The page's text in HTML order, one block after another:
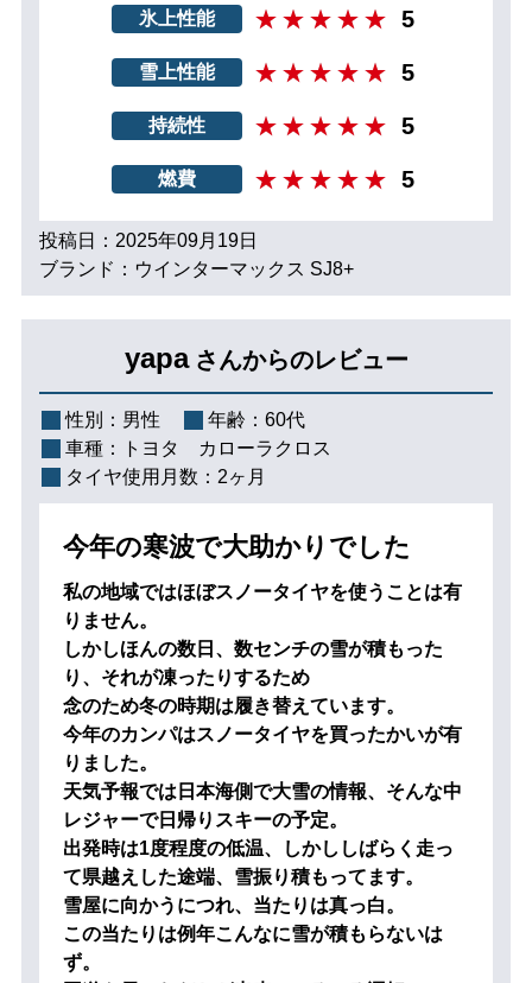
氷上性能 5
雪上性能 5
持続性 5
燃費 5
投稿日：2025年09月19日
ブランド：ウインターマックス SJ8+
yapa さんからのレビュー
性別： 男性 年齢： 60代
車種：
トヨタ カローラクロス
タイヤ使用月数： 2ヶ月
今年の寒波で大助かりでした
私の地域ではほぼスノータイヤを使うことは有
りません。
しかしほんの数日、数センチの雪が積もった
り、それが凍ったりするため
念のため冬の時期は履き替えています。
今年のカンパはスノータイヤを買ったかいが有
りました。
天気予報では日本海側で大雪の情報、そんな中
レジャーで日帰りスキーの予定。
出発時は1度程度の低温、しかししばらく走っ
て県越えした途端、雪振り積もってます。
雪屋に向かうにつれ、当たりは真っ白。
この当たりは例年こんなに雪が積もらないは
ず。